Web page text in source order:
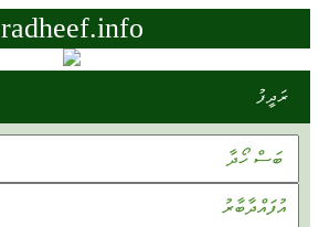
radheef.info
ރަދީފު